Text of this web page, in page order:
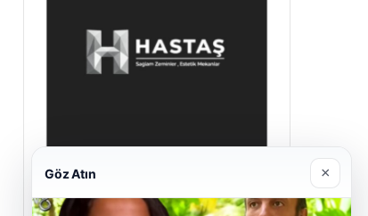
Hastaş Beton
Göz Atın ×